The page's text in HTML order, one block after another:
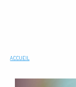
ACCUEIL